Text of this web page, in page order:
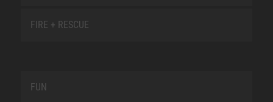
FIRE + RESCUE
FUN